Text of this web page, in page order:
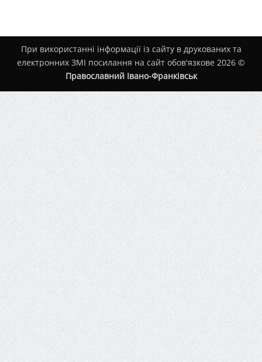
При використанні інформації із сайту в друкованих та
електронних ЗМІ посилання на сайт обов'язкове 2026 ©
Православний Івано-Франківськ